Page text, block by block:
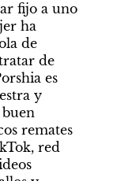
fijo a uno
ha
de
de
es
y
remates
red